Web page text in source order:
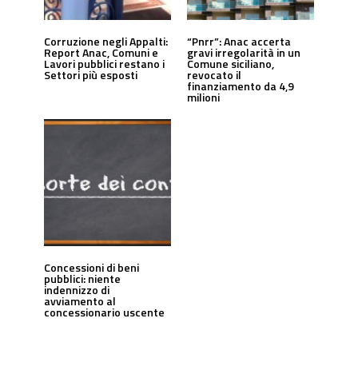
Corruzione negli Appalti:
Report Anac, Comuni e
Lavori pubblici restano i
Settori più esposti
“Pnrr”: Anac accerta
gravi irregolarità in un
Comune siciliano,
revocato il
finanziamento da 4,9
milioni
Concessioni di beni
pubblici: niente
indennizzo di
avviamento al
concessionario uscente